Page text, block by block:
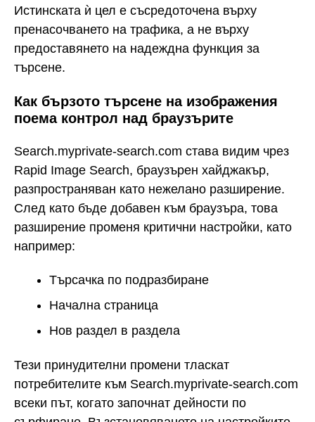
Истинската ѝ цел е съсредоточена върху
пренасочването на трафика, а не върху
предоставянето на надеждна функция за
търсене.
Как бързото търсене на изображения
поема контрол над браузърите
Search.myprivate-search.com става видим чрез
Rapid Image Search, браузърен хайджакър,
разпространяван като нежелано разширение.
След като бъде добавен към браузъра, това
разширение променя критични настройки, като
например:
Търсачка по подразбиране
Начална страница
Нов раздел в раздела
Тези принудителни промени тласкат
потребителите към Search.myprivate-search.com
всеки път, когато започнат дейности по